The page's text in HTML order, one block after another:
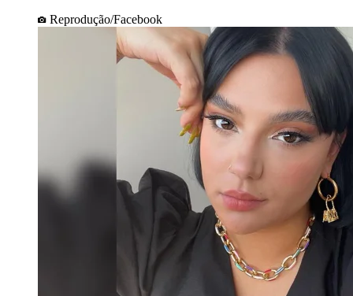
Reprodução/Facebook